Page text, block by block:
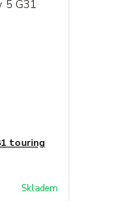
touring
Skladem